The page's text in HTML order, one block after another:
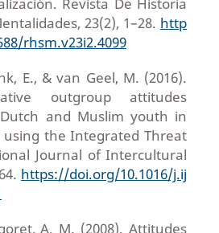
23(2), 1–28. http
rhsm.v23i2.4099
E., & van Geel, M. (2016).
outgroup attitudes
and Muslim youth in
using the Integrated Threat
Journal of Intercultural
https://doi.org/10.1016/j.ij
A. M. (2008). Attitudes